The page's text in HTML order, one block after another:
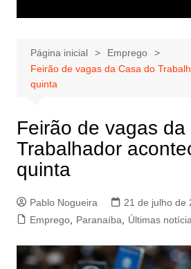
Página inicial
Emprego
Feirão de vagas da Casa do
quinta
Feirão de vagas da
Trabalhador
quinta
Pablo Nogueira 21 de julho de
Emprego, Paranaíba Últimas